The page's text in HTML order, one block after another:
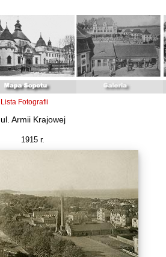
Lista Fotografii
ul. Armii Krajowej
1915 r.